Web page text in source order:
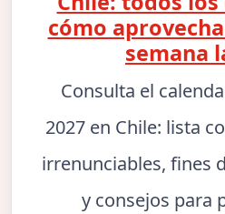
cómo
semana
Consulta el
2027 en Chile: lista
irrenunciables, fines
y consejos para